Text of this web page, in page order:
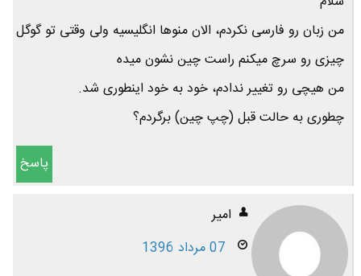
من زبان رو فارسی نکردم، الان منوها انگلیسیه ولی وقتی تو گوگل
چیزی رو سرچ میکنم راست چین نشون میده
من هیچی رو تغییر ندادم، خود به خود اینطوری شد.
چطوری به حالت قبل (چپ چین) برگردم؟
پاسخ
امیر
07 مرداد 1396